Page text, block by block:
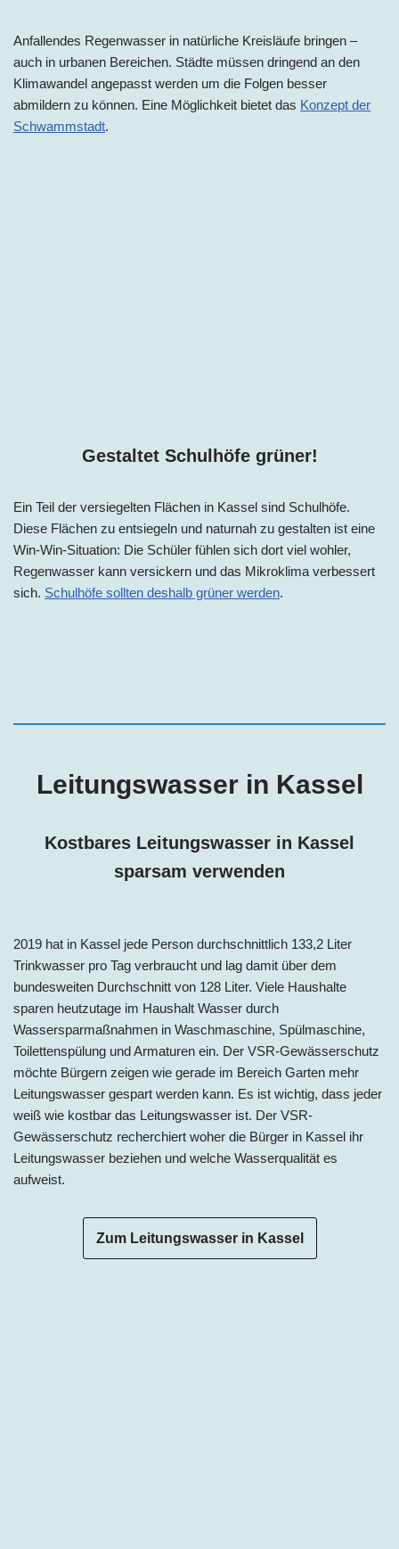
Anfallendes Regenwasser in natürliche Kreisläufe bringen –
auch in urbanen Bereichen. Städte müssen dringend an den
Klimawandel angepasst werden um die Folgen besser
abmildern zu können. Eine Möglichkeit bietet das Konzept der
Schwammstadt.
Gestaltet Schulhöfe grüner!
Ein Teil der versiegelten Flächen in Kassel sind Schulhöfe.
Diese Flächen zu entsiegeln und naturnah zu gestalten ist eine
Win-Win-Situation: Die Schüler fühlen sich dort viel wohler,
Regenwasser kann versickern und das Mikroklima verbessert
sich. Schulhöfe sollten deshalb grüner werden.
Leitungswasser in Kassel
Kostbares Leitungswasser in Kassel
sparsam verwenden
2019 hat in Kassel jede Person durchschnittlich 133,2 Liter
Trinkwasser pro Tag verbraucht und lag damit über dem
bundesweiten Durchschnitt von 128 Liter. Viele Haushalte
sparen heutzutage im Haushalt Wasser durch
Wassersparmaßnahmen in Waschmaschine, Spülmaschine,
Toilettenspülung und Armaturen ein. Der VSR-Gewässerschutz
möchte Bürgern zeigen wie gerade im Bereich Garten mehr
Leitungswasser gespart werden kann. Es ist wichtig, dass jeder
weiß wie kostbar das Leitungswasser ist. Der VSR-
Gewässerschutz recherchiert woher die Bürger in Kassel ihr
Leitungswasser beziehen und welche Wasserqualität es
aufweist.
Zum Leitungswasser in Kassel